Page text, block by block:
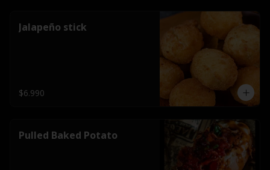
Jalapeño stick
$6.990
Pulled Baked Potato